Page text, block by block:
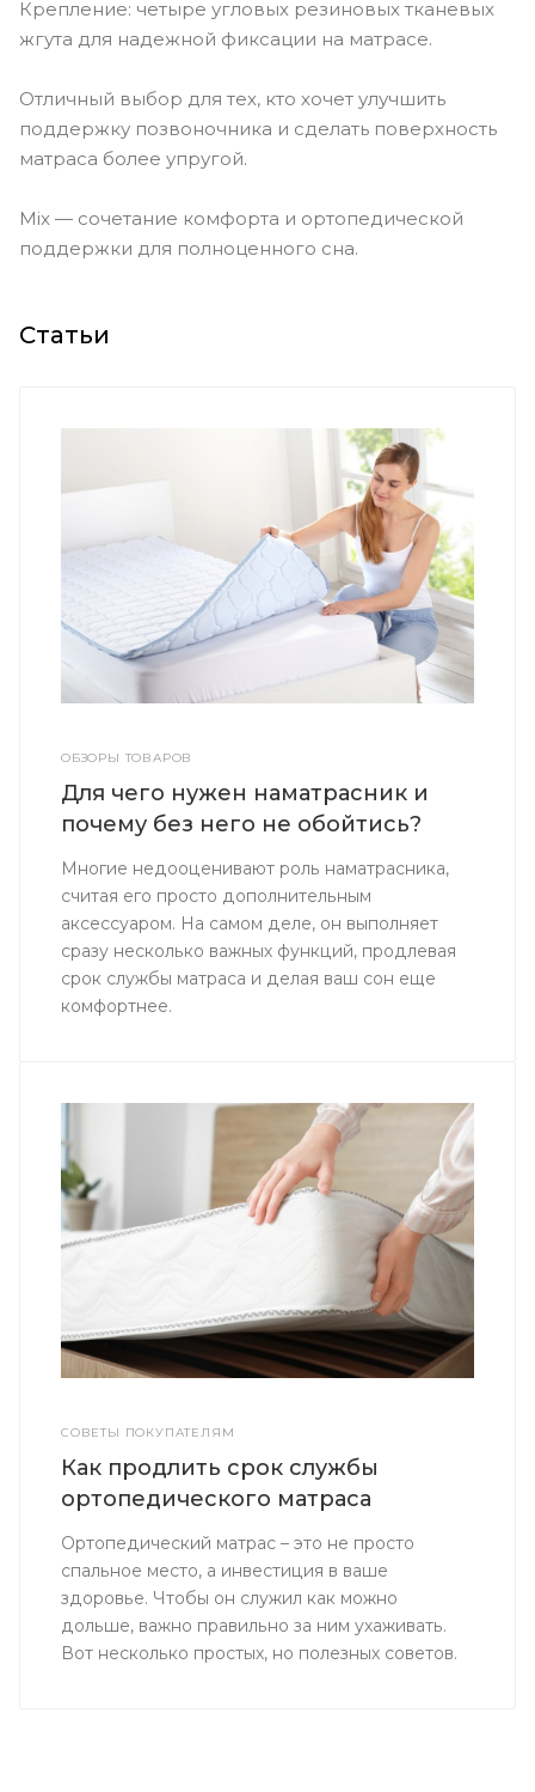
Крепление: четыре угловых резиновых тканевых
жгута для надежной фиксации на матрасе.
Отличный выбор для тех, кто хочет улучшить
поддержку позвоночника и сделать поверхность
матраса более упругой.
Mix — сочетание комфорта и ортопедической
поддержки для полноценного сна.
Статьи
ОБЗОРЫ ТОВАРОВ
Для чего нужен наматрасник и
почему без него не обойтись?
Многие недооценивают роль наматрасника,
считая его просто дополнительным
аксессуаром. На самом деле, он выполняет
сразу несколько важных функций, продлевая
срок службы матраса и делая ваш сон еще
комфортнее.
СОВЕТЫ ПОКУПАТЕЛЯМ
Как продлить срок службы
ортопедического матраса
Ортопедический матрас – это не просто
спальное место, а инвестиция в ваше
здоровье. Чтобы он служил как можно
дольше, важно правильно за ним ухаживать.
Вот несколько простых, но полезных советов.